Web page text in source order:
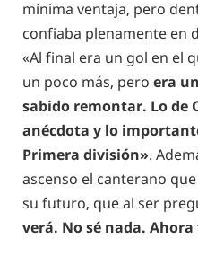
mínima ventaja, pero
confiaba plenamente en
«Al final era un gol en el
un poco más, pero era
sabido remontar. Lo de
anécdota y lo
Primera división».
ascenso el canterano
su futuro, que al ser
verá. No sé nada.